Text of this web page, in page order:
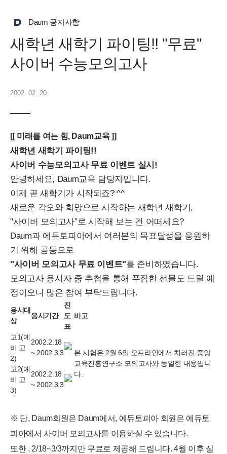
Daum 공지사항
새학년 새학기 파이팅!! "무료"
사이버 수능모의고사
2002. 02. 20.
[[ 미래를 여는 힘, Daum교육 ]]
새학년 새학기 파이팅!!
사이버 수능모의고사 무료 이벤트 실시!
안녕하세요, Daum교육 담당자입니다.
이제 곧 새학기가 시작되죠? ^^
새로운 각오와 희망으로 시작하는 새학년 새학기,
"사이버 모의고사"로 시작해 보는 건 어떠세요?
Daum과 에듀토피아에서 여러분의 목표달성을 응원하
기 위해 공동으로
"사이버 모의고사 무료 이벤트"를 준비하였습니다.
모의고사 응시자 중 추첨을 통해 푸짐한 선물도 드릴 예
정이오니 많은 참여 부탁드립니다.
응시대
상
응시기간
진
도
표
비고
고1(예
비 고
2)
2002.2.18
~ 2002.3.3
본 시험은 2월 6일 오프라인에서 치러진 중앙
교육진흥연구소 모의고사와 동일한 내용입니
다.
고2(예
비 고
3)
2002.2.18
~ 2002.3.3
※ 단, Daum회원은 Daum에서, 에듀토피아 회원은 에듀토
피아에서 사이버 모의고사를 이용하실 수 있습니다.
또한 , 2/18~3/3까지만 무료로 제공해 드립니다. 4월 이후 실